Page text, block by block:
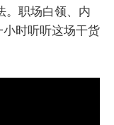
。职场白领、内
时听听这场干货